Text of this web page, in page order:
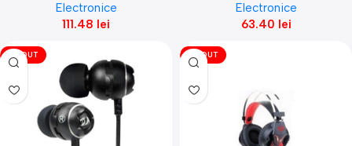
Electronice
111.48 lei
Electronice
63.40 lei
VÎNDUT VÎNDUT